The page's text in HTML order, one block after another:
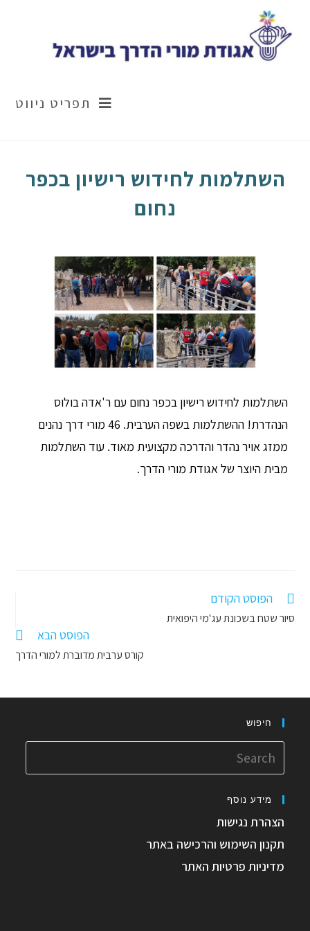
תפריט ניווט
השתלמות לחידוש רישיון בכפר
נחום
השתלמות לחידוש רישיון בכפר נחום עם ר'אדה בולוס
הנהדרת! ההשתלמות בשפה הערבית. 46 מורי דרך נהנים
ממזג אויר נהדר והדרכה מקצועית מאוד. עוד השתלמות
מבית היוצר של אגודת מורי הדרך.
הפוסט הקודם
סיור שטח בשכונת עג'מי היפואית
הפוסט הבא
קורס ערבית מדוברת למורי הדרך
חיפוש
מידע נוסף
הצהרת נגישות
תקנון השימוש והרכישה באתר
מדיניות פרטיות האתר